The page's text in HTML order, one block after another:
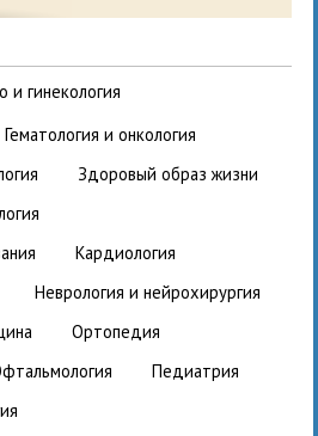
и гинекология
гематология и онкология
здоровый образ жизни
кардиология
неврология и нейрохирургия
ортопедия
офтальмология
педиатрия